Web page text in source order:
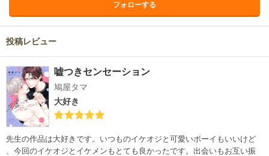
フォローする
投稿レビュー
嘘つきセンセーション
鳩屋タマ
大好き
先生の作品は大好きです。いつものイケオジと可愛いボーイもいいけど
、今回のイケオジとイケメンもとても良かったです。出会いもお互い振